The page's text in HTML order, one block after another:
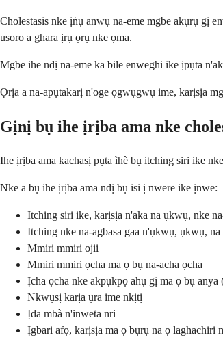
Cholestasis nke ịṅụ anwụ na-eme mgbe akụrụ gị
usoro a ghara ịrụ ọrụ nke ọma.
Mgbe ihe ndị na-eme ka bile enweghi ike ịpụta
Ọrịa a na-apụtakarị n'oge ọgwụgwụ ime, karịsịa
Gịnị bụ ihe ịrịba ama nke
Ihe ịrịba ama kachasị pụta ìhè bụ itching siri ike
Nke a bụ ihe ịrịba ama ndị bụ isi ị nwere ike ịnwe:
Itching siri ike, karịsịa n'aka na ụkwụ, nke
Itching nke na-agbasa gaa n'ụkwụ, ụkwụ, na
Mmiri mmiri ojii
Mmiri mmiri ọcha ma ọ bụ na-acha ọcha
Ịcha ọcha nke akpụkpọ ahụ gị ma ọ bụ
Nkwụsị karịa ụra ime nkịtị
Ịda mbà n'inweta nri
Ịgbari afọ, karịsịa ma ọ bụrụ na ọ laghachiri